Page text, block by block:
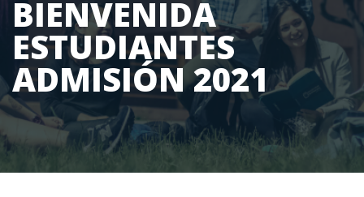
BIENVENIDA
ESTUDIANTES
ADMISIÓN 2021